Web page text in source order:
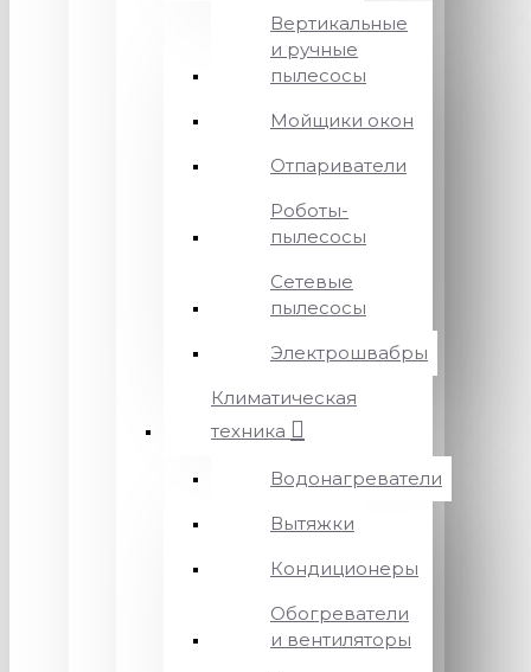
Вертикальные
и ручные
пылесосы
Мойщики окон
Отпариватели
Роботы-
пылесосы
Сетевые
пылесосы
Электрошвабры
Климатическая
техника
Водонагреватели
Вытяжки
Кондиционеры
Обогреватели
и вентиляторы